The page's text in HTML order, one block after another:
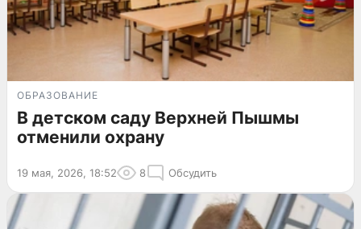
ОБРАЗОВАНИЕ
В детском саду Верхней Пышмы
отменили охрану
19 мая, 2026, 18:52 8 Обсудить